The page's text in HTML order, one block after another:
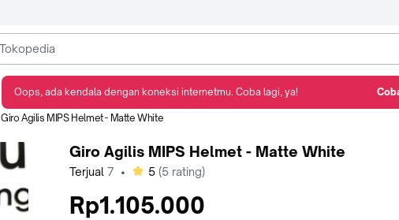
Giro Agilis MIPS Helmet - Matte White
Giro Agilis MIPS Helmet - Matte White
Terjual 7 • bintang
5 (5 rating)
Rp1.105.000
Oops, ada kendala dengan koneksi internetmu. Coba lagi, ya!